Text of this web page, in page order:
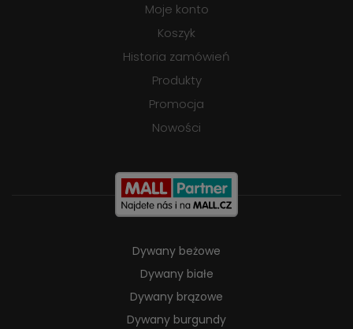
Moje konto
Koszyk
Historia zamówień
Produkty
Promocja
Nowości
Dywany beżowe
Dywany białe
Dywany brązowe
Dywany burgundy